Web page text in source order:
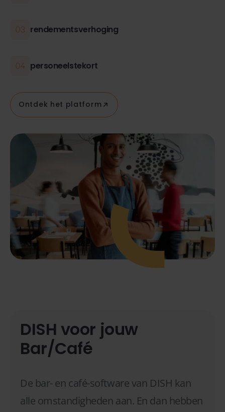
rendementsverhoging
personeelstekort
Ontdek het platform
DISH voor jouw
Bar/Café
De bar- en café-software van DISH kan
alle omstandigheden aan. En dan hebben